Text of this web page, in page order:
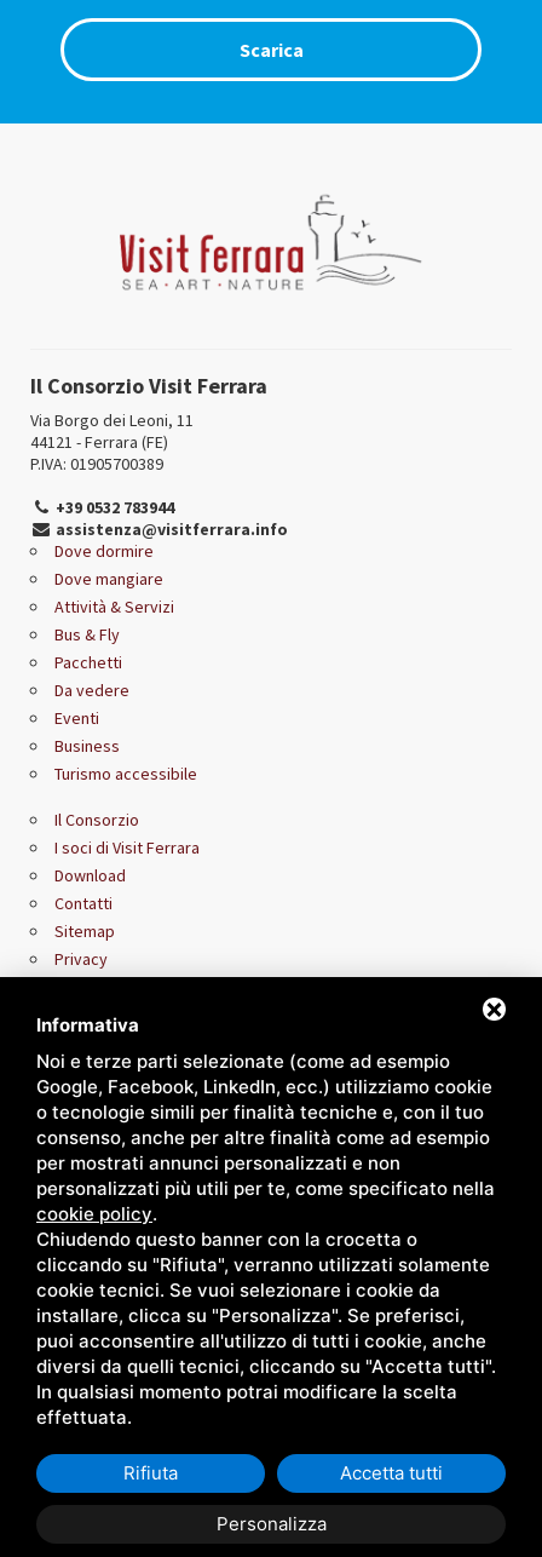
Scarica
Il Consorzio Visit Ferrara
Via Borgo dei Leoni, 11
44121 - Ferrara (FE)
P.IVA: 01905700389
+39 0532 783944
assistenza@visitferrara.info
Dove dormire
Dove mangiare
Attività & Servizi
Bus & Fly
Pacchetti
Da vedere
Eventi
Business
Turismo accessibile
Il Consorzio
I soci di Visit Ferrara
Download
Contatti
Sitemap
Privacy
Informativa
Noi e terze parti selezionate (come ad esempio
Google, Facebook, LinkedIn, ecc.) utilizziamo cookie
o tecnologie simili per finalità tecniche e, con il tuo
consenso, anche per altre finalità come ad esempio
per mostrati annunci personalizzati e non
personalizzati più utili per te, come specificato nella
cookie policy.
Chiudendo questo banner con la crocetta o
cliccando su "Rifiuta", verranno utilizzati solamente
cookie tecnici. Se vuoi selezionare i cookie da
installare, clicca su "Personalizza". Se preferisci,
puoi acconsentire all'utilizzo di tutti i cookie, anche
diversi da quelli tecnici, cliccando su "Accetta tutti".
In qualsiasi momento potrai modificare la scelta
effettuata.
Personalizza
Rifiuta Accetta tutti